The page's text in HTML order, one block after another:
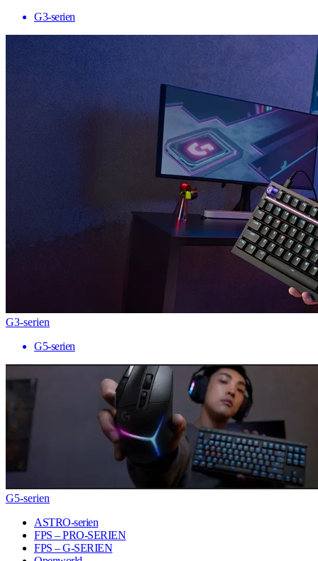
G3-serien
G3-serien
G5-serien
G5-serien
ASTRO-serien
FPS – PRO-SERIEN
FPS – G-SERIEN